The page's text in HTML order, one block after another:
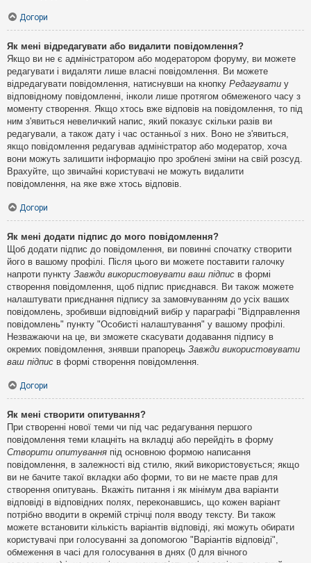
Догори
Як мені відредагувати або видалити повідомлення?
Якщо ви не є адміністратором або модератором форуму, ви можете
редагувати і видаляти лише власні повідомлення. Ви можете
відредагувати повідомлення, натиснувши на кнопку Редагувати у
відповідному повідомленні, інколи лише протягом обмеженого часу з
моменту створення. Якщо хтось вже відповів на повідомлення, то під
ним з'явиться невеличкий напис, який показує скільки разів ви
редагували, а також дату і час останньої з них. Воно не з'явиться,
якщо повідомлення редагував адміністратор або модератор, хоча
вони можуть залишити інформацію про зроблені зміни на свій розсуд.
Врахуйте, що звичайні користувачі не можуть видалити
повідомлення, на яке вже хтось відповів.
Догори
Як мені додати підпис до мого повідомлення?
Щоб додати підпис до повідомлення, ви повинні спочатку створити
його в вашому профілі. Після цього ви можете поставити галочку
напроти пункту Завжди використовувати ваш підпис в формі
створення повідомлення, щоб підпис приєднався. Ви також можете
налаштувати приєднання підпису за замовчуванням до усіх ваших
повідомлень, зробивши відповідний вибір у параграфі "Відправлення
повідомлень" пункту "Особисті налаштування" у вашому профілі.
Незважаючи на це, ви зможете скасувати додавання підпису в
окремих повідомлення, знявши прапорець Завжди використовувати
ваш підпис в формі створення повідомлення.
Догори
Як мені створити опитування?
При створенні нової теми чи під час редагування першого
повідомлення теми клацніть на вкладці або перейдіть в форму
Створити опитування під основною формою написання
повідомлення, в залежності від стилю, який використовується; якщо
ви не бачите такої вкладки або форми, то ви не маєте прав для
створення опитувань. Вкажіть питання і як мінімум два варіанти
відповіді в відповідних полях, переконавшись, що кожен варіант
потрібно вводити в окремій стрічці поля вводу тексту. Ви також
можете встановити кількість варіантів відповіді, які можуть обирати
користувачі при голосуванні за допомогою "Варіантів відповіді",
обмеження в часі для голосування в днях (0 для вічного